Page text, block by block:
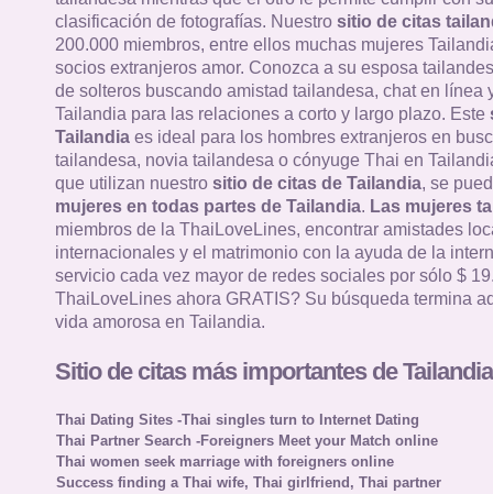
clasificación de fotografías. Nuestro sitio de citas
200.000 miembros, entre ellos muchas mujeres
socios extranjeros amor. Conozca a su esposa
de solteros buscando amistad tailandesa, chat en línea
Tailandia para las relaciones a corto y largo plazo. Este
Tailandiaes ideal para los hombres extranjeros en
tailandesa, novia tailandesa o cónyuge Thai en
que utilizan nuestro sitio de citas de Tailandia, se
mujeres en todas partes de Tailandia. Las mujeres
miembros de la ThaiLoveLines, encontrar amistades
internacionales y el matrimonio con la ayuda de la
servicio cada vez mayor de redes sociales por sólo $
ThaiLoveLines ahora GRATIS? Su búsqueda termina
vida amorosa en Tailandia.
Sitio de citas más importantes de
Thai Dating Sites -Thai singles turn to Internet Dating
Thai Partner Search -Foreigners Meet your Match online
Thai women seek marriage with foreigners online
Success finding a Thai wife, Thai girlfriend, Thai partner